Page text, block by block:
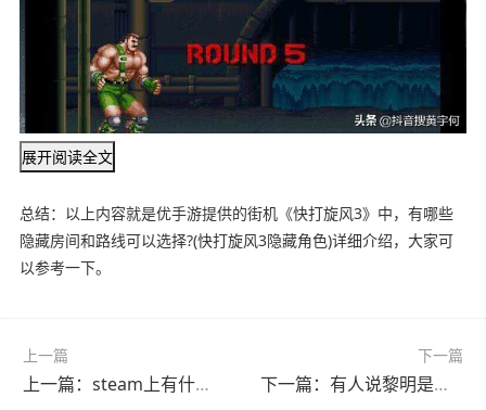
展开阅读全文
总结：以上内容就是优手游提供的街机《快打旋风3》中，有哪些
隐藏房间和路线可以选择?(快打旋风3隐藏角色)详细介绍，大家可
以参考一下。
上一篇
上一篇：steam上有什么可以三人(或四人或五人)联机的游戏，连接稳定(这点很重要)电脑配置要求不高的推荐?
下一篇
下一篇：有人说黎明是华语乐坛的电音之王，你怎么看?(黎明电音最好听的歌)